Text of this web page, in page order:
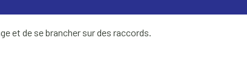
et de se brancher sur des raccords.